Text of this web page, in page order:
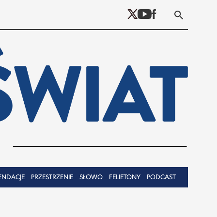
PRZESTRZENIE SŁOWO FELIETONY PODCAST